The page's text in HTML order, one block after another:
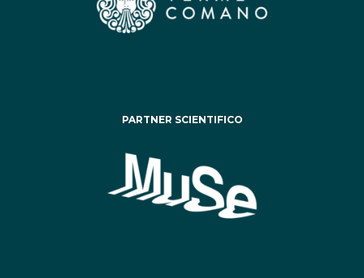
PARTNER SCIENTIFICO